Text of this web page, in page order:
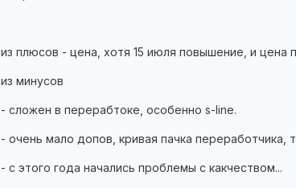
из плюсов - цена, хотя 15 июля повышение, и цена
из минусов
- сложен в перерабтоке, особенно s-line.
- очень мало допов, кривая пачка переработчика,
- с этого года начались проблемы с какчеством...